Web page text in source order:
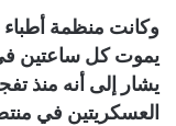
وكانت منظمة
يموت كل ساعتين
يشار إلى أنه منذ